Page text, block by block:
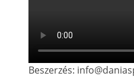
Beszerzés: